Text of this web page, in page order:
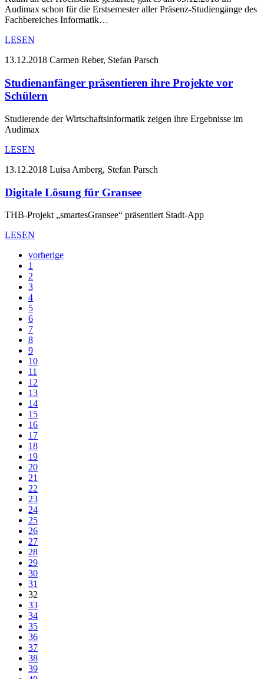
Audimax schon für die Erstsemester aller Präsenz-Studiengänge des
Fachbereiches Informatik…
LESEN
13.12.2018 Carmen Reber, Stefan Parsch
Studienanfänger präsentieren ihre Projekte vor
Schülern
Studierende der Wirtschaftsinformatik zeigen ihre Ergebnisse im
Audimax
LESEN
13.12.2018 Luisa Amberg, Stefan Parsch
Digitale Lösung für Gransee
THB-Projekt „smartesGransee“ präsentiert Stadt-App
LESEN
vorherige
1
2
3
4
5
6
7
8
9
10
11
12
13
14
15
16
17
18
19
20
21
22
23
24
25
26
27
28
29
30
31
32
33
34
35
36
37
38
39